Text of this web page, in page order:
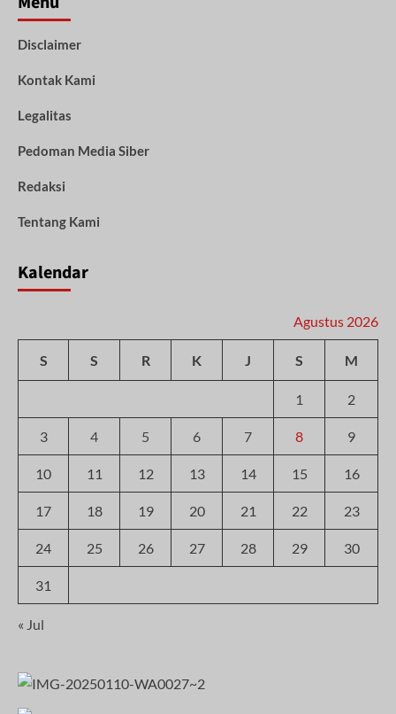
Disclaimer
Kontak Kami
Legalitas
Pedoman Media Siber
Redaksi
Tentang Kami
Kalendar
Agustus 2026
S S R K J S M
1 2
3 4 5 6 7 8 9
10 11 12 13 14 15 16
17 18 19 20 21 22 23
24 25 26 27 28 29 30
31
« Jul